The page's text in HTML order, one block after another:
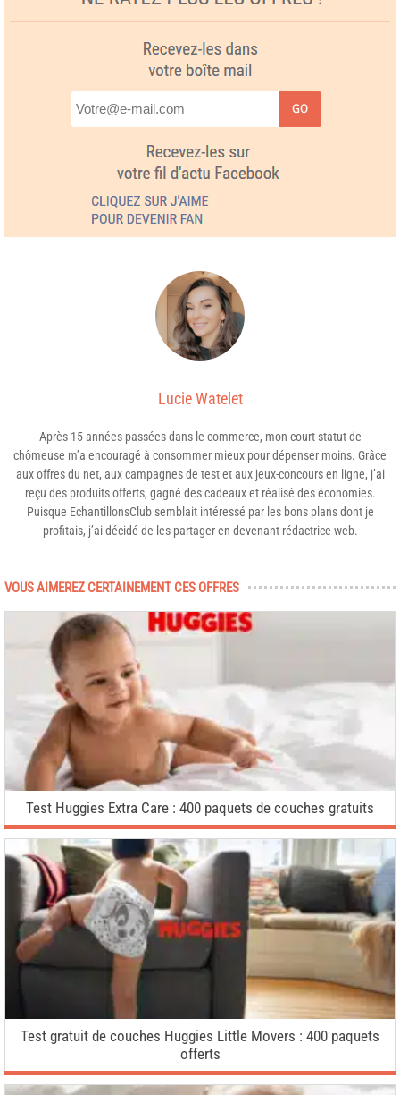
GO
Lucie Watelet
Après 15 années passées dans le commerce, mon court statut de
chômeuse m’a encouragé à consommer mieux pour dépenser moins. Grâce
aux offres du net, aux campagnes de test et aux jeux-concours en ligne, j’ai
reçu des produits offerts, gagné des cadeaux et réalisé des économies.
Puisque EchantillonsClub semblait intéressé par les bons plans dont je
profitais, j’ai décidé de les partager en devenant rédactrice web.
VOUS AIMEREZ CERTAINEMENT CES OFFRES
Test Huggies Extra Care : 400 paquets de couches gratuits
Test gratuit de couches Huggies Little Movers : 400 paquets
offerts